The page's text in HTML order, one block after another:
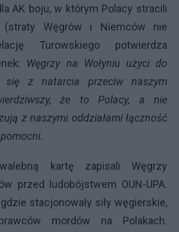
AK boju, w którym Polacy stracili
(straty Węgrów i Niemców nie
Turowskiego potwierdza
Węgrzy na Wołyniu użyci do
się z natarcia przeciw naszym
że to Polacy, a nie
z naszymi oddziałami łączność
kartę zapisali Węgrzy
przed ludobójstwem OUN-UPA.
stacjonowały siły węgierskie,
mordów na Polakach.